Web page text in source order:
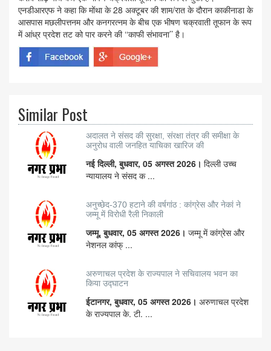
एनडीआरएफ ने कहा कि मोंथा के 28 अक्टूबर की शाम/रात के दौरान काकीनाडा के
आसपास मछलीपत्तनम और कनगरत्नम के बीच एक भीषण चक्रवाती तूफान के रूप
में आंध्र प्रदेश तट को पार करने की ‘‘काफी संभावना’’ है।
Similar Post
अदालत ने संसद की सुरक्षा, संरक्षा तंत्र की समीक्षा के
अनुरोध वाली जनहित याचिका खारिज की
नई दिल्ली, बुधवार, 05 अगस्त 2026। दिल्ली उच्च
न्यायालय ने संसद क ...
अनुच्छेद-370 हटाने की वर्षगांठ : कांग्रेस और नेकां ने
जम्मू में विरोधी रैली निकाली
जम्मू, बुधवार, 05 अगस्त 2026। जम्मू में कांग्रेस और
नेशनल कांफ् ...
अरुणाचल प्रदेश के राज्यपाल ने सचिवालय भवन का
किया उद्घाटन
ईटानगर, बुधवार, 05 अगस्त 2026। अरुणाचल प्रदेश
के राज्यपाल के. टी. ...